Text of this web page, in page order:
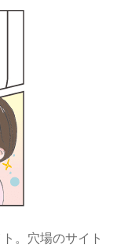
。穴場のサイト